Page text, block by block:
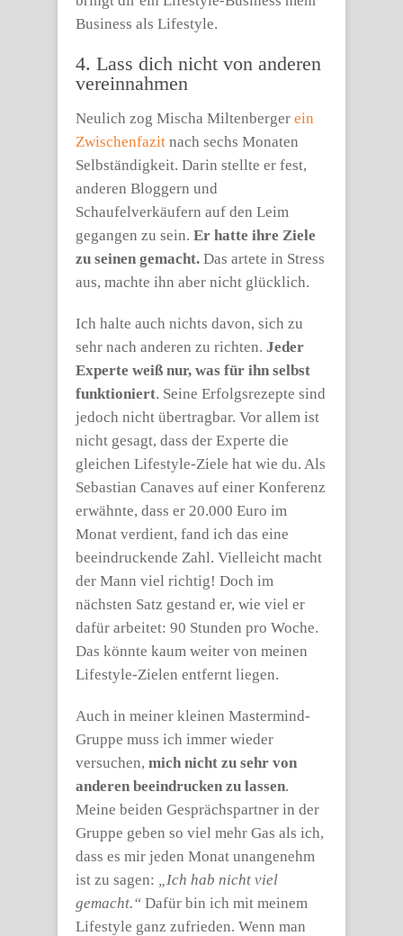
Business als Lifestyle.
4. Lass dich nicht von anderen
vereinnahmen
Neulich zog Mischa Miltenberger ein
Zwischenfazit nach sechs Monaten
Selbständigkeit. Darin stellte er fest,
anderen Bloggern und
Schaufelverkäufern auf den Leim
gegangen zu sein. Er hatte ihre Ziele
zu seinen gemacht. Das artete in Stress
aus, machte ihn aber nicht glücklich.
Ich halte auch nichts davon, sich zu
sehr nach anderen zu richten. Jeder
Experte weiß nur, was für ihn selbst
funktioniert. Seine Erfolgsrezepte sind
jedoch nicht übertragbar. Vor allem ist
nicht gesagt, dass der Experte die
gleichen Lifestyle-Ziele hat wie du. Als
Sebastian Canaves auf einer Konferenz
erwähnte, dass er 20.000 Euro im
Monat verdient, fand ich das eine
beeindruckende Zahl. Vielleicht macht
der Mann viel richtig! Doch im
nächsten Satz gestand er, wie viel er
dafür arbeitet: 90 Stunden pro Woche.
Das könnte kaum weiter von meinen
Lifestyle-Zielen entfernt liegen.
Auch in meiner kleinen Mastermind-
Gruppe muss ich immer wieder
versuchen, mich nicht zu sehr von
anderen beeindrucken zu lassen.
Meine beiden Gesprächspartner in der
Gruppe geben so viel mehr Gas als ich,
dass es mir jeden Monat unangenehm
ist zu sagen: „Ich hab nicht viel
gemacht.“ Dafür bin ich mit meinem
Lifestyle ganz zufrieden. Wenn man